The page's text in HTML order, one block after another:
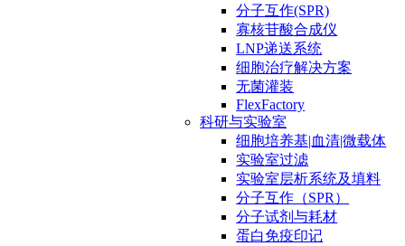
分子互作(SPR)
寡核苷酸合成仪
LNP递送系统
细胞治疗解决方案
无菌灌装
FlexFactory
科研与实验室
细胞培养基|血清|微载体
实验室过滤
实验室层析系统及填料
分子互作（SPR）
分子试剂与耗材
蛋白免疫印记